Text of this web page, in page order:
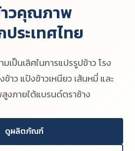
วคุณภาพ
ระเทศไทย
เป็นเลิศในการแปรรูปข้าว โรง
าว แป้งข้าวเหนียว เส้นหมี่ และ
งภายใต้แบรนด์ตราช้าง
ดูผลิตภัณฑ์